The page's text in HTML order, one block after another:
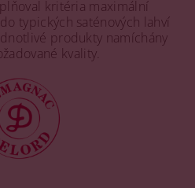
kritéria maximální
typických saténových lahví
produkty namíchány
kvality.